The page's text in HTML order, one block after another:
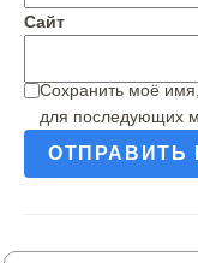
Сайт
Сохранить моё
для последующих